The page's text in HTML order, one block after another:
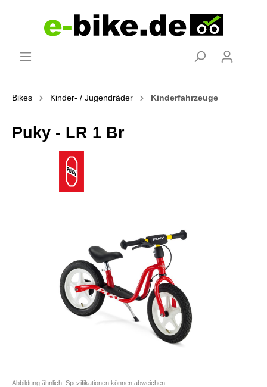
Bikes Kinder- / Jugendräder Kinderfahrzeuge
Puky - LR 1 Br
Abbildung ähnlich. Spezifikationen können abweichen.